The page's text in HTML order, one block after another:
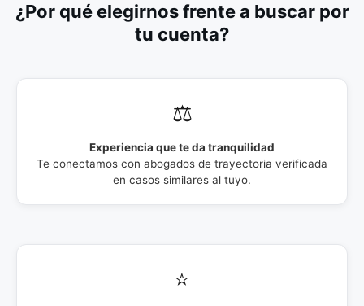
¿Por qué elegirnos frente a buscar por
tu cuenta?
⚖️
Experiencia que te da tranquilidad
Te conectamos con abogados de trayectoria verificada
en casos similares al tuyo.
⭐